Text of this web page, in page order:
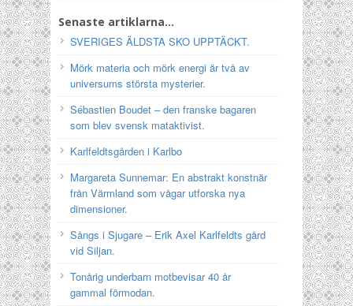
Senaste artiklarna…
SVERIGES ÄLDSTA SKO UPPTÄCKT.
Mörk materia och mörk energi är två av
universums största mysterier.
Sébastien Boudet – den franske bagaren
som blev svensk mataktivist.
Karlfeldtsgården i Karlbo
Margareta Sunnemar: En abstrakt konstnär
från Värmland som vågar utforska nya
dimensioner.
Sångs i Sjugare – Erik Axel Karlfeldts gård
vid Siljan.
Tonårig underbarn motbevisar 40 år
gammal förmodan.